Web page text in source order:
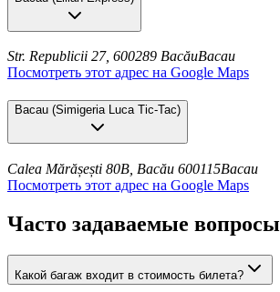
Str. Republicii 27, 600289 BacăuBacau
Посмотреть этот адрес на Google Maps
Bacau (Simigeria Luca Tic-Tac)
Calea Mărășești 80B, Bacău 600115Bacau
Посмотреть этот адрес на Google Maps
Часто задаваемые вопросы
Какой багаж входит в стоимость билета?